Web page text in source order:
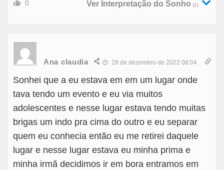
0 Ver Interpretação do Sonho (1)
Ana claudia 28 de dezembro de 2022 08:04
Sonhei que a eu estava em em um lugar onde
tava tendo um evento e eu via muitos
adolescentes e nesse lugar estava tendo muitas
brigas um indo pra cima do outro e eu separar
quem eu conhecia então eu me retirei daquele
lugar e nesse lugar estava eu minha prima e
minha irmã decidimos ir em bora entramos em